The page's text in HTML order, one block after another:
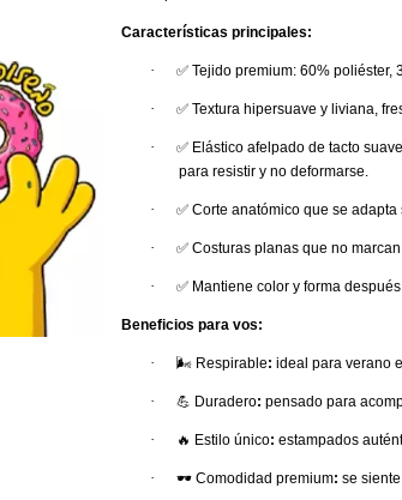
Características principales:
· ✅ Tejido premium: 60% poliéster,
· ✅ Textura hipersuave y liviana,
· ✅ Elástico afelpado de tacto
para resistir y no deformarse.
· ✅ Corte anatómico que se adapta
· ✅ Costuras planas que no
· ✅ Mantiene color y forma
Beneficios para vos:
· 🌬 Respirable: ideal para verano
· 💪 Duradero: pensado para
· 🔥 Estilo único: estampados
· 🕶 Comodidad premium: se